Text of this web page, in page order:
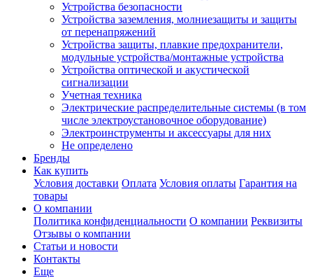
Устройства безопасности
Устройства заземления, молниезащиты и защиты
от перенапряжений
Устройства защиты, плавкие предохранители,
модульные устройства/монтажные устройства
Устройства оптической и акустической
сигнализации
Учетная техника
Электрические распределительные системы (в том
числе электроустановочное оборудование)
Электроинструменты и аксессуары для них
Не определено
Бренды
Как купить
Условия доставки Оплата Условия оплаты Гарантия на
товары
О компании
Политика конфиденциальности О компании Реквизиты
Отзывы о компании
Статьи и новости
Контакты
Еще